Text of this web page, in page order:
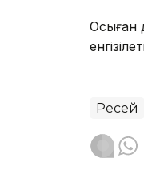
Осыған
Ресей